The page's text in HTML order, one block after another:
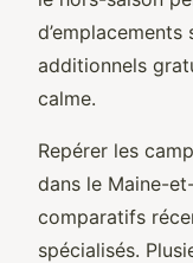
additionnels
calme.
Repérer les
dans le Maine-
comparatifs
spécialisés.